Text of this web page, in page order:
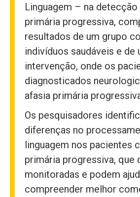
Linguagem – na detecção
primária progressiva,
resultados de um grupo
indivíduos saudáveis e de
intervenção, onde os
diagnosticados
afasia primária
Os pesquisadores
diferenças no
linguagem nos pacientes
primária progressiva, que
monitoradas e podem
compreender melhor